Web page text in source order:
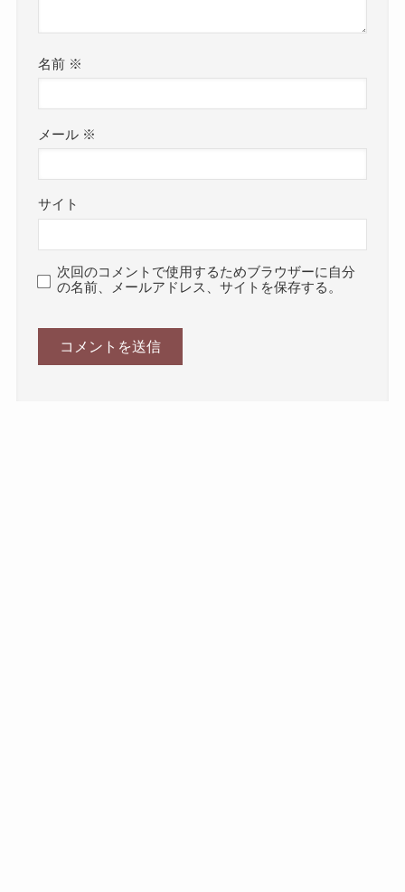
名前 ※
メール ※
サイト
次回のコメントで使用するためブラウザーに自分
の名前、メールアドレス、サイトを保存する。